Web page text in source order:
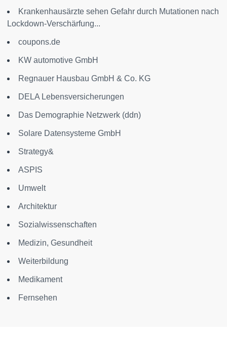
Krankenhausärzte sehen Gefahr durch Mutationen nach
Lockdown-Verschärfung...
coupons.de
KW automotive GmbH
Regnauer Hausbau GmbH & Co. KG
DELA Lebensversicherungen
Das Demographie Netzwerk (ddn)
Solare Datensysteme GmbH
Strategy&
ASPIS
Umwelt
Architektur
Sozialwissenschaften
Medizin, Gesundheit
Weiterbildung
Medikament
Fernsehen